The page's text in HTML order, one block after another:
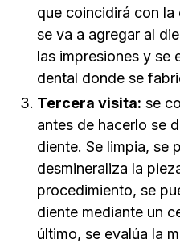
que coincidirá con
se va a agregar al
las impresiones y se
dental donde se
Tercera visita: se
antes de hacerlo se
diente. Se limpia, se
desmineraliza la
procedimiento, se
diente mediante un
último, se evalúa la